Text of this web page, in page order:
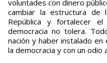
voluntades con dinero
cambiar la estructura de
República y fortalecer
democracia no tolera.
nación y haber instalado
la democracia y con un